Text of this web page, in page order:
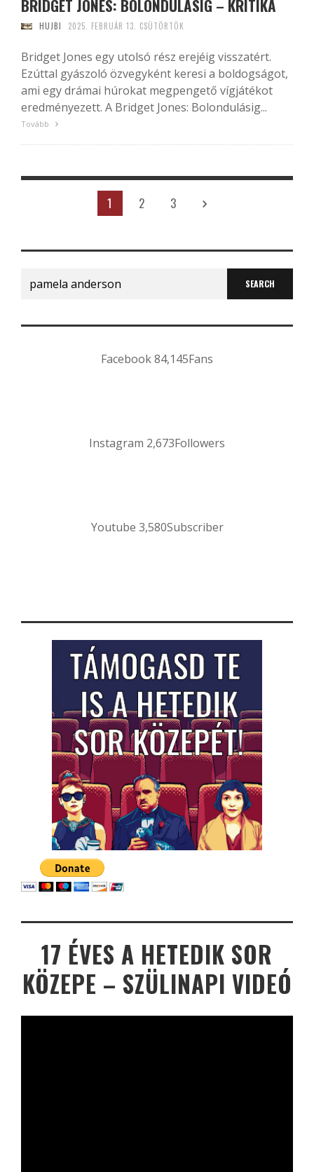
BRIDGET JONES: BOLONDULÁSIG – KRITIKA
HUJBI 2025. FEBRUÁR 13. CSÜTÖRTÖK
Bridget Jones egy utolsó rész erejéig visszatért.
Ezúttal gyászoló özvegyként keresi a boldogságot,
ami egy drámai húrokat megpengető vígjátékot
eredményezett. A Bridget Jones: Bolondulásig...
Tovább
1 2 3
for:
Facebook84,145Fans
Instagram 2,673Followers
Youtube 3,580Subscriber
17 ÉVES A HETEDIK SOR
KÖZEPE – SZÜLINAPI VIDEÓ